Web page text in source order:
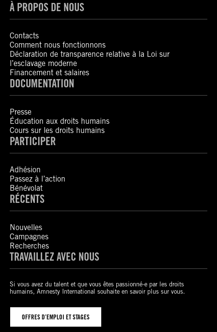
À PROPOS DE NOUS
Contacts
Comment nous fonctionnons
Déclaration de transparence relative à la Loi sur
l’esclavage moderne
Financement et salaires
DOCUMENTATION
Presse
Éducation aux droits humains
Cours sur les droits humains
PARTICIPER
Adhésion
Passez à l’action
Bénévolat
RÉCENTS
Nouvelles
Campagnes
Recherches
TRAVAILLEZ AVEC NOUS
Si vous avez du talent et que vous êtes passionné-e par les droits
humains, Amnesty International souhaite en savoir plus sur vous.
OFFRES D’EMPLOI ET STAGES